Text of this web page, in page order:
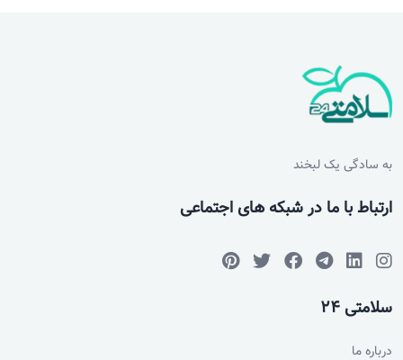
به سادگی یک لبخند
ارتباط با ما در شبکه های اجتماعی
سلامتی 24
درباره ما